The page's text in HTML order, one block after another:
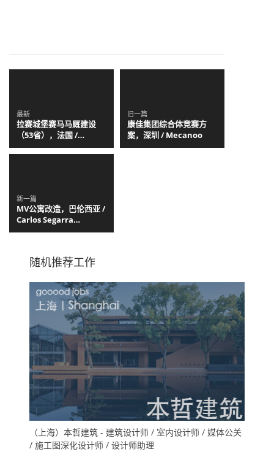
最新
拉赛城堡赛马马厩建设
（53省），法国 /
Carmen Maurice
Architecture
旧一篇
康佳集团综合体竞赛方
案，深圳 / Mecanoo
新一篇
MV公寓改造，巴伦西亚 /
Carlos Segarra
Arquitectos
随机推荐工作
（上海）本哲建筑 - 建筑设计师 / 室内设计师 / 媒体公关
/ 施工图深化设计师 / 设计师助理